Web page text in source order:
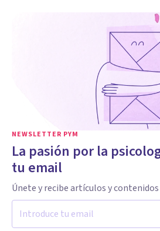
NEWSLETTER PYM
La pasión por la
tu email
Únete y recibe artículos y